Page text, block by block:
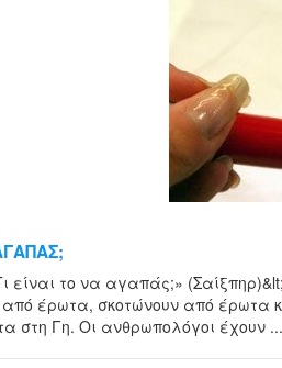
είναι το να αγαπάς;»
έρωτα, σκοτώνουν από έρωτα
στη Γη. Οι ανθρωπολόγοι έχουν ...